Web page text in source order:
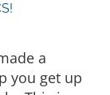
a
you get up